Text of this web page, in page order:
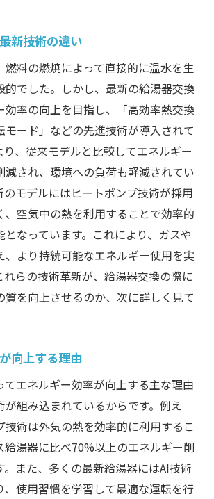
ー使用量の削減メカニズム
省エネ生活の実践方法
フォン連携で効率化
価のチェックポイント
で未来の省エネ生活を実現
とハイブリッド給湯器の選び方
ーズのメリットと選び方
ッド給湯器の特徴と選択基準
じた給湯器の選び方
コストパフォーマンスの比較
影響を考慮した選択
技術対応モデルの選び方
ン連携で変わる給湯器交換の新常
作で給湯器を管理する方法
フォン連携がもたらす利便性
高めるスマート技術
の向上で生活が変わる
リによる給湯器管理の革新
技術の未来に備える
新技術の違い
燃料の燃焼によって直接的に温水を生
的でした。しかし、最新の給湯器交換
効率の向上を目指し、「高効率熱交換
モード」などの先進技術が導入されて
り、従来モデルと比較してエネルギー
減され、環境への負荷も軽減されてい
のモデルにはヒートポンプ技術が採用
、空気中の熱を利用することで効率的
なっています。これにより、ガスや
、より持続可能なエネルギー使用を実
れらの技術革新が、給湯器交換の際に
質を向上させるのか、次に詳しく見て
向上する理由
てエネルギー効率が向上する主な理由
が組み込まれているからです。例え
技術は外気の熱を効率的に利用するこ
給湯器に比べ70%以上のエネルギー削
また、多くの最新給湯器にはAI技術
、使用習慣を学習して最適な運転を行